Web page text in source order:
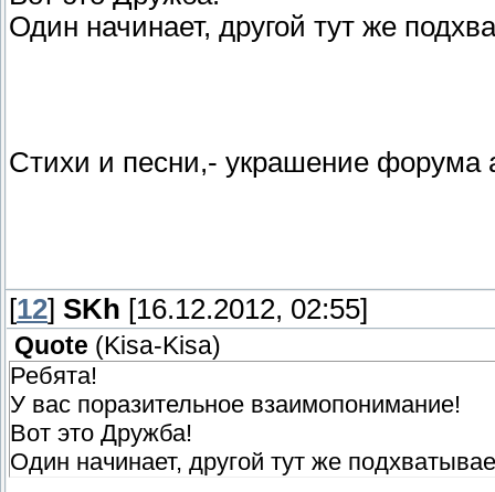
Один начинает, другой тут же
Стихи и песни,- украшение форума
[12] SKh [16.12.2012, 02:55]
Quote ( Kisa-Kisa)
Ребята!
У вас поразительное взаимопонимание!
Вот это Дружба!
Один начинает, другой тут же